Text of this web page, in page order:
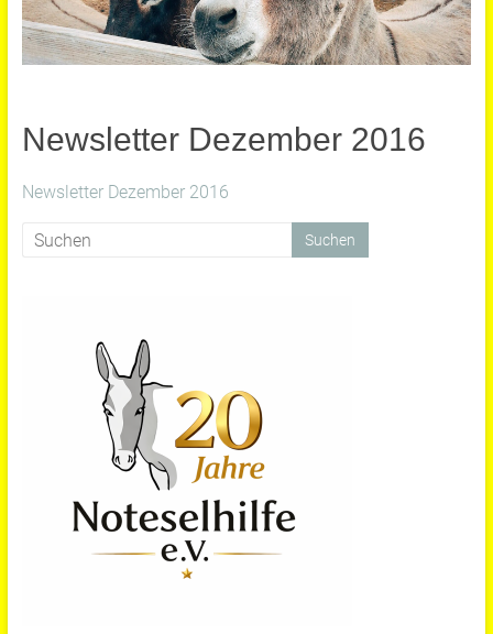
Newsletter Dezember 2016
Newsletter Dezember 2016